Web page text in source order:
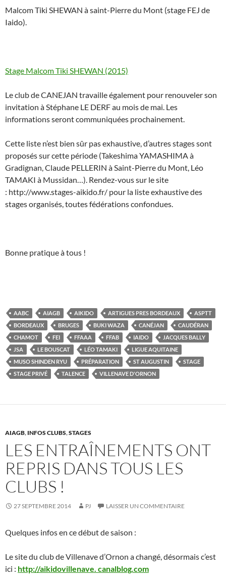
Malcom Tiki SHEWAN à saint-Pierre du Mont (stage FEJ de
Iaido).
Stage Malcom Tiki SHEWAN (2015)
Le club de CANEJAN travaille également pour renouveler son
invitation à Stéphane LE DERF au mois de mai. Les
informations seront communiquées prochainement.
Cette liste n’est bien sûr pas exhaustive, d’autres stages sont
proposés sur cette période (Takeshima YAMASHIMA à
Gradignan, Claude PELLERIN à Saint-Pierre du Mont, Léo
TAMAKI à Mussidan…). Rendez-vous sur le site
: http://www.stages-aikido.fr/ pour la liste exhaustive des
stages organisés, toutes fédérations confondues.
Bonne pratique à tous !
AABC AIAGB AIKIDO ARTIGUES PRES BORDEAUX
ASPTT
BORDEAUX
BRUGES BUKI WAZA CANÉJAN
CAUDÉRAN
CHAMOT
FEI FFAAA FFAB IAIDO
JACQUES BALLY
JSA
LE BOUSCAT LÉO TAMAKI
LIGUE AQUITAINE
MUSO SHINDEN RYU
PRÉPARATION ST AUGUSTIN
STAGE
STAGE PRIVÉ
TALENCE VILLENAVE D'ORNON
AIAGB, INFOS CLUBS,STAGES
LES ENTRAÎNEMENTS ONT
REPRIS DANS TOUS LES
CLUBS !
27 SEPTEMBRE 2014 PJ LAISSER UN COMMENTAIRE
Quelques infos en ce début de saison :
Le site du club de Villenave d’Ornon a changé, désormais c’est
ici : http://aikidovillenave. canalblog.com